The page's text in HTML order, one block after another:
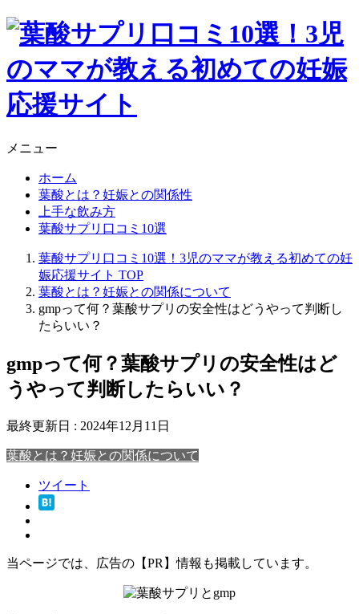
メニュー
ホーム
葉酸とは？妊娠との関係性
上手な飲み方
葉酸サプリ口コミ10選
葉酸サプリ口コミ10選！3児のママが教える初めての妊
娠応援サイト TOP
葉酸とは？妊娠との関係について
gmpって何？葉酸サプリの安全性はどうやって判断し
たらいい？
gmpって何？葉酸サプリの安全性はど
うやって判断したらいい？
最終更新日 : 2024年12月11日
葉酸とは？妊娠との関係について
ツイート
当ページでは、広告の【PR】情報も掲載しています。